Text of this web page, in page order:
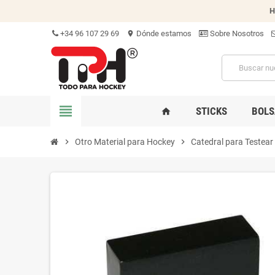
+34 96 107 29 69 location_on Dónde estamos Sobre Nosotros
view_headline home STICKS
chevron_right Otro Material para Hockey chevron_right Catedral para